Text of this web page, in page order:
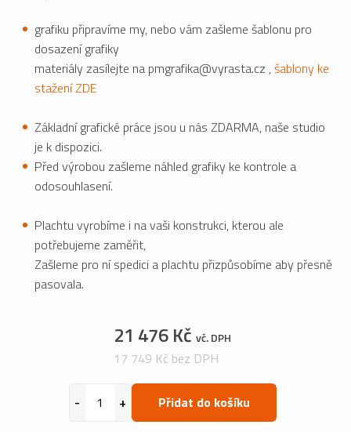
grafiku připravíme my, nebo vám zašleme šablonu pro
dosazení grafiky
materiály zasílejte na pmgrafika@vyrasta.cz ,šablony ke
stažení ZDE
Základní grafické práce jsou u nás ZDARMA, naše studio
je k dispozici.
Před výrobou zašleme náhled grafiky ke kontrole a
odosouhlasení.
Plachtu vyrobíme i na vaši konstrukci, kterou ale
potřebujeme zaměřit,
Zašleme pro ní spedici a plachtu přizpůsobíme aby přesně
pasovala.
21 476 Kč vč. DPH
17 749 Kč bez DPH
Přidat do košíku